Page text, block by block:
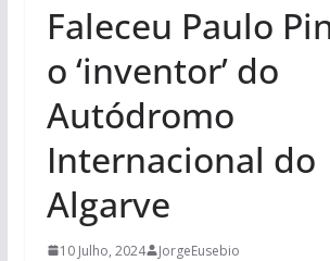
Faleceu Paulo
o ‘inventor’ do
Autódromo
Internacional do
Algarve
10 Julho, 2024
JorgeEusebio